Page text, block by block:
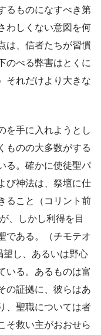
るものになすべき第
わしくない意図を何
は、信者たちが習慣
べる弊害はとくに
それだけより大きな
を手に入れようとし
ものの大多数がする
る。確かに使徒聖パ
び神法は、祭壇に仕
ること（コリント前
、しかし利得を目
である。（チモテオ
し、あるいは野心
いる。あるものは富
の証拠に、彼らはあ
、聖職については者
そ救い主がおおせら